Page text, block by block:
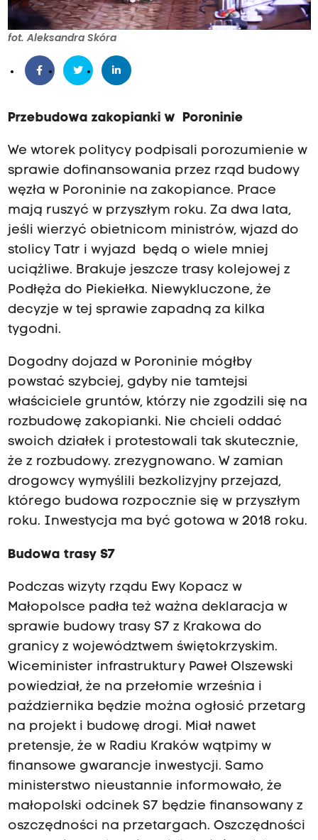
fot. Aleksandra Skóra
Przebudowa zakopianki w Poroninie
We wtorek politycy podpisali porozumienie w
sprawie dofinansowania przez rząd budowy
węzła w Poroninie na zakopiance. Prace
mają ruszyć w przyszłym roku. Za dwa lata,
jeśli wierzyć obietnicom ministrów, wjazd do
stolicy Tatr i wyjazd będą o wiele mniej
uciążliwe. Brakuje jeszcze trasy kolejowej z
Podłęża do Piekiełka. Niewykluczone, że
decyzje w tej sprawie zapadną za kilka
tygodni.
Dogodny dojazd w Poroninie mógłby
powstać szybciej, gdyby nie tamtejsi
właściciele gruntów, którzy nie zgodzili się na
rozbudowę zakopianki. Nie chcieli oddać
swoich działek i protestowali tak skutecznie,
że z rozbudowy. zrezygnowano. W zamian
drogowcy wymyślili bezkolizyjny przejazd,
którego budowa rozpocznie się w przyszłym
roku. Inwestycja ma być gotowa w 2018 roku.
Budowa trasy S7
Podczas wizyty rządu Ewy Kopacz w
Małopolsce padła też ważna deklaracja w
sprawie budowy trasy S7 z Krakowa do
granicy z województwem świętokrzyskim.
Wiceminister infrastruktury Paweł Olszewski
powiedział, że na przełomie września i
października będzie można ogłosić przetarg
na projekt i budowę drogi. Miał nawet
pretensje, że w Radiu Kraków wątpimy w
finansowe gwarancje inwestycji. Samo
ministerstwo nieustannie informowało, że
małopolski odcinek S7 będzie finansowany z
oszczędności na przetargach. Oszczędności